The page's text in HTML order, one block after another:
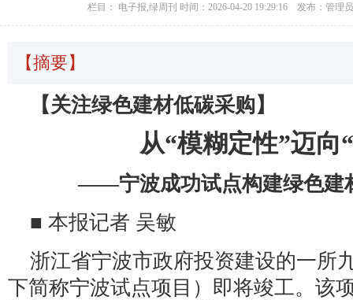
栏目： 电子报,绿周刊 时间：2026-04-20 19:29:16 发布：管理
【摘要】
【关注绿色建材低碳采购】
从“模糊定性”迈向
——宁波成功试点构建绿色建
■ 本报记者 吴敏
浙江省宁波市政府投资建设的一所
下简称宁波试点项目）即将竣工。该